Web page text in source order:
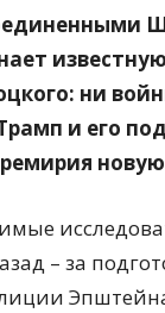
ни
и его
– за